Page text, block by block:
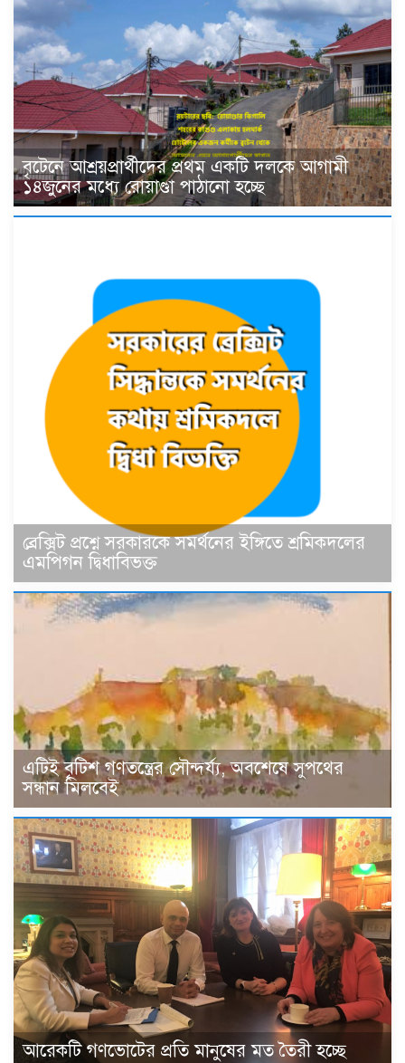
বৃটেনে আশ্রয়প্রার্থীদের প্রথম একটি দলকে আগামী
১৪জুনের মধ্যে রোয়াণ্ডা পাঠানো হচ্ছে
ব্রেক্সিট প্রশ্নে সরকারকে সমর্থনের ইঙ্গিতে শ্রমিকদলের
এমপিগন দ্বিধাবিভক্ত
এটিই বৃটিশ গণতন্ত্রের সৌন্দর্য্য, অবশেষে সুপথের
সন্ধান মিলবেই
আরেকটি গণভোটের প্রতি মানুষের মত তৈরী হচ্ছে